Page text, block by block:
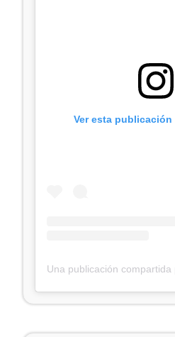
Ver esta publicación